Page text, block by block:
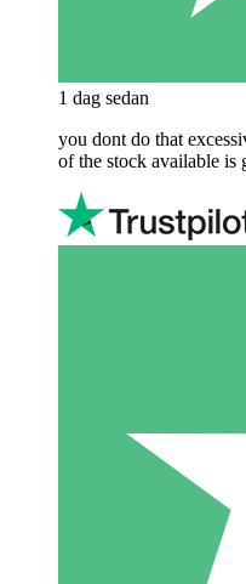
1 dag sedan
you dont do that
of the stock available is